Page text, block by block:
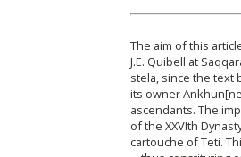
The aim of this
J.E. Quibell at
stela, since the text
its owner
ascendants. The
of the XXVIth
cartouche of Teti.